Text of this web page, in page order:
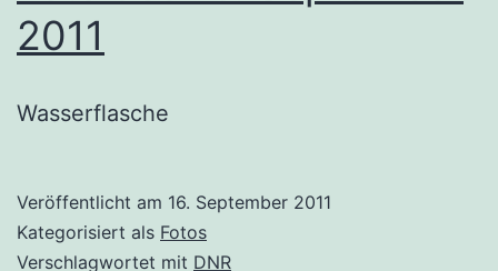
2011
Wasserflasche
Veröffentlicht am 16. September 2011
Kategorisiert als Fotos
Verschlagwortet mit DNR